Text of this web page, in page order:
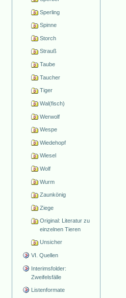
Sperling
Spinne
Storch
Strauß
Taube
Taucher
Tiger
Wal(fisch)
Werwolf
Wespe
Wiedehopf
Wiesel
Wolf
Wurm
Zaunkönig
Ziege
Original: Literatur zu
einzelnen Tieren
Unsicher
VI. Quellen
Interimsfolder:
Zweifelsfälle
Listenformate